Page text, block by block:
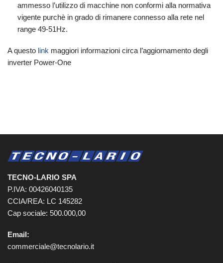
ammesso l’utilizzo di macchine non conformi alla normativa
vigente purchè in grado di rimanere connesso alla rete nel
range 49-51Hz.
A questo link maggiori informazioni circa l’aggiornamento degli
inverter Power-One
TECNO-LARIO SPA
P.IVA: 00426040135
CCIA/REA: LC 145282
Cap sociale: 500.000,00
Email:
commerciale@tecnolario.it